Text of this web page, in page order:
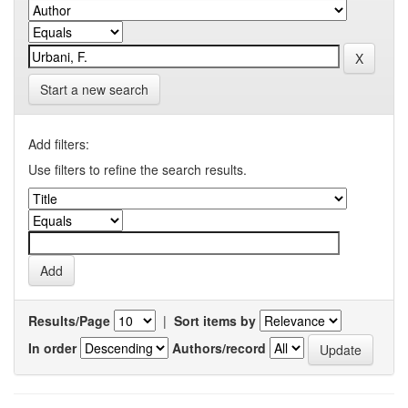
Start a new search
Add filters:
Use filters to refine the search results.
Results/Page | Sort items by
In order
Authors/record